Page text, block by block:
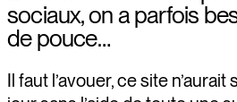
sociaux, on a parfois
de pouce…
Il faut l’avouer, ce site